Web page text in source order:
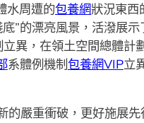
水周遭的包養網狀況東西
”的漂亮風景，活潑展
異，在領土空間總體計
系體例機制包養網VIP立
的嚴重衝破，更好施展